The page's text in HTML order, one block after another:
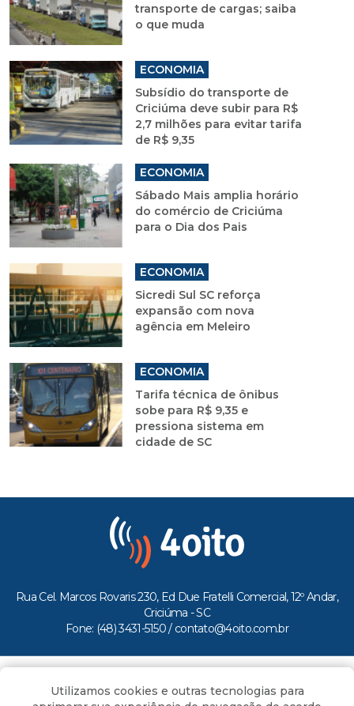
transporte de cargas; saiba
o que muda
ECONOMIA
Subsídio do transporte de
Criciúma deve subir para R$
2,7 milhões para evitar tarifa
de R$ 9,35
ECONOMIA
Sábado Mais amplia horário
do comércio de Criciúma
para o Dia dos Pais
ECONOMIA
Sicredi Sul SC reforça
expansão com nova
agência em Meleiro
ECONOMIA
Tarifa técnica de ônibus
sobe para R$ 9,35 e
pressiona sistema em
cidade de SC
Rua Cel. Marcos Rovaris 230, Ed Due Fratelli Comercial, 12º Andar,
Criciúma - SC
Fone: (48) 3431-5150 / contato@4oito.com.br
Todos os direitos reservados ao Portal 4oito
Utilizamos cookies e outras tecnologias para